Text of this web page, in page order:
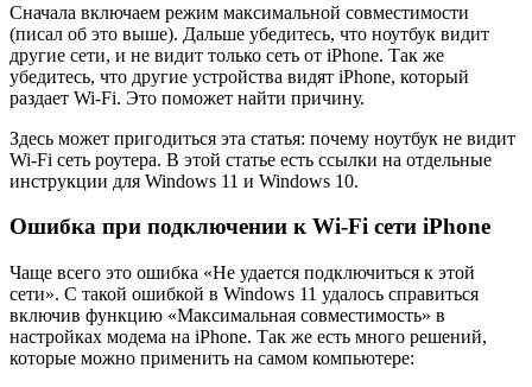
Сначала включаем режим максимальной совместимости
(писал об это выше). Дальше убедитесь, что ноутбук видит
другие сети, и не видит только сеть от iPhone. Так же
убедитесь, что другие устройства видят iPhone, который
раздает Wi-Fi. Это поможет найти причину.
Здесь может пригодиться эта статья: почему ноутбук не видит
Wi-Fi сеть роутера. В этой статье есть ссылки на отдельные
инструкции для Windows 11 и Windows 10.
Ошибка при подключении к Wi-Fi сети iPhone
Чаще всего это ошибка «Не удается подключиться к этой
сети». С такой ошибкой в Windows 11 удалось справиться
включив функцию «Максимальная совместимость» в
настройках модема на iPhone. Так же есть много решений,
которые можно применить на самом компьютере: